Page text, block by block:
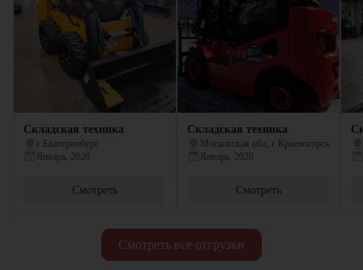
Смотреть все отгрузки
Складская техника
г Екатеринбург
Январь, 2026
Смотреть
Складская техника
Московская обл, г Красногорск
Январь, 2026
Смотреть